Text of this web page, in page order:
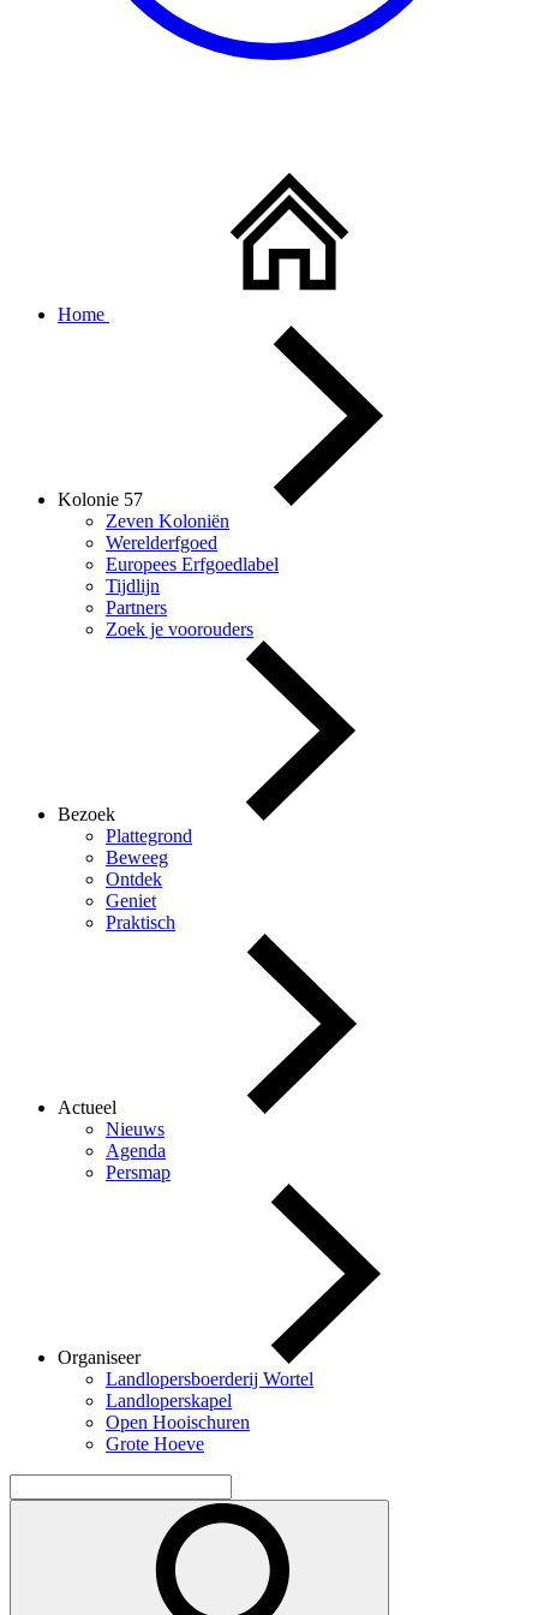
Home
Kolonie 57
Zeven Koloniën
Werelderfgoed
Europees Erfgoedlabel
Tijdlijn
Partners
Zoek je voorouders
Bezoek
Plattegrond
Beweeg
Ontdek
Geniet
Praktisch
Actueel
Nieuws
Agenda
Persmap
Organiseer
Landlopersboerderij Wortel
Landloperskapel
Open Hooischuren
Grote Hoeve